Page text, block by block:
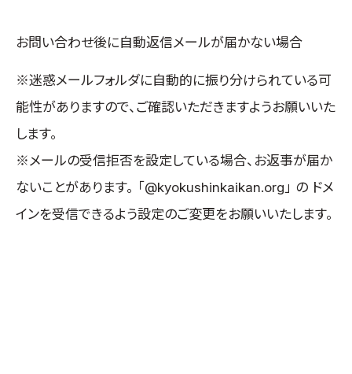
お問い合わせ後に自動返信メールが届かない場合
※迷惑メールフォルダに自動的に振り分けられている可
能性がありますので、ご確認いただきますようお願いいた
します。
※メールの受信拒否を設定している場合、お返事が届か
ないことがあります。 「@kyokushinkaikan.org」 の ドメ
インを受信できるよう設定のご変更をお願いいたします。